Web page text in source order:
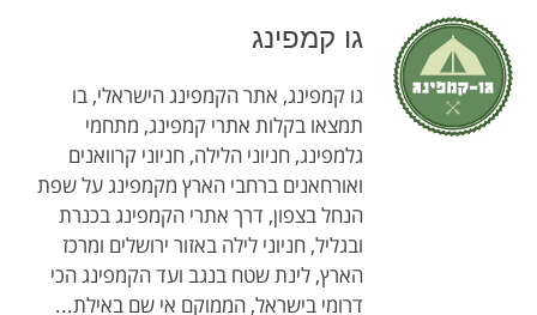
גו קמפינג
גו קמפינג, אתר הקמפינג הישראלי, בו
תמצאו בקלות אתרי קמפינג, מתחמי
גלמפינג, חניוני הלילה, חניוני קרוואנים
ואורחאנים ברחבי הארץ מקמפינג על שפת
הנחל בצפון, דרך אתרי הקמפינג בכנרת
ובגליל, חניוני לילה באזור ירושלים ומרכז
הארץ, לינת שטח בנגב ועד הקמפינג הכי
דרומי בישראל, הממוקם אי שם באילת...